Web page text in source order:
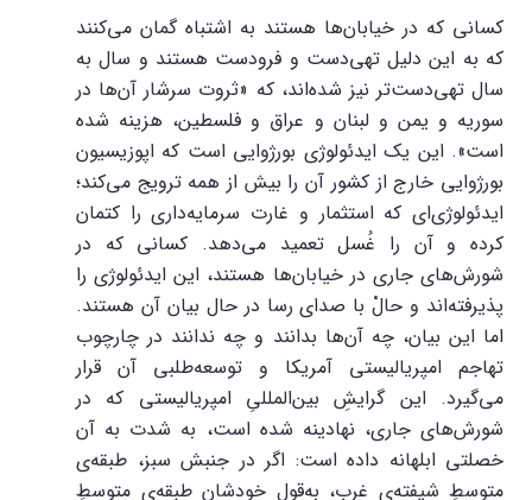
کسانی که در خیابان‌ها هستند به اشتباه گمان می‌کنند
که به این دلیل تهی‌دست و فرودست هستند و سال به
سال تهی‌دست‌تر نیز شده‌اند، که «ثروت سرشار آن‌ها در
سوریه و یمن و لبنان و عراق و فلسطین، هزینه شده
است». این یک ایدئولوژی بورژوایی است که اپوزیسیون
بورژوایی خارج از کشور آن را بیش از همه ترویج می‌کند؛
ایدئولوژی‌ای که استثمار و غارت سرمایه‌داری را کتمان
کرده و آن را غُسل تعمید می‌دهد. کسانی که در
شورش‌های جاری در خیابان‌ها هستند، این ایدئولوژی را
پذیرفته‌اند و حالْ با صدای رسا در حال بیان آن هستند.
اما این بیان، چه آن‌ها بدانند و چه ندانند در چارچوب
تهاجم امپریالیستی آمریکا و توسعه‌طلبی آن قرار
می‌گیرد. این گرایشِ بین‌المللیِ امپریالیستی که در
شورش‌های جاری، نهادینه شده است، به شدت به آن
خصلتی ابلهانه داده است: اگر در جنبش سبز، طبقه‌ی
متوسطِ شیفته‌ی غرب، به‌قول خودشان طبقه‌ی متوسطِ